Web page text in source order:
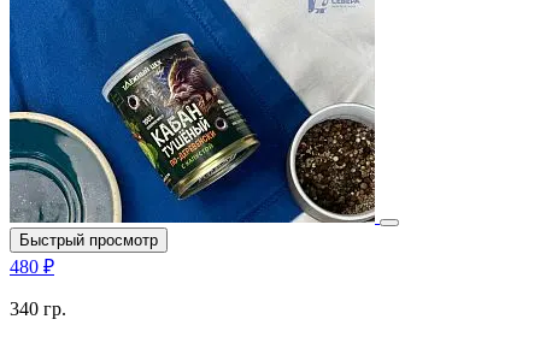
Быстрый просмотр
480 ₽
340 гр.